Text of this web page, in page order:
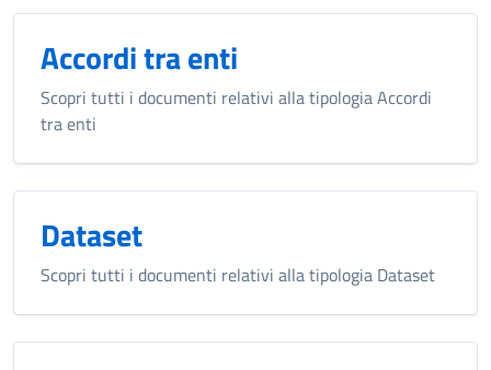
Accordi tra enti
Scopri tutti i documenti relativi alla tipologia Accordi
tra enti
Dataset
Scopri tutti i documenti relativi alla tipologia Dataset